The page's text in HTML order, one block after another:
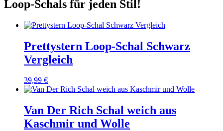
Loop-Schals für jeden Stil!
Prettystern Loop-Schal Schwarz
Vergleich
39,99 €
Van Der Rich Schal weich aus
Kaschmir und Wolle